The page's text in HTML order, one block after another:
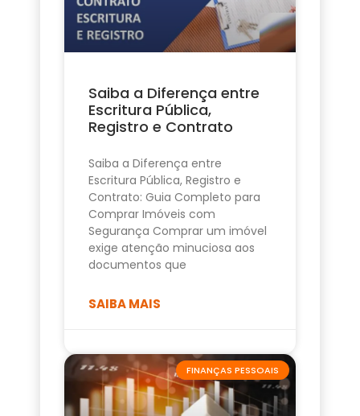
Saiba a Diferença entre
Escritura Pública,
Registro e Contrato
Saiba a Diferença entre
Escritura Pública, Registro e
Contrato: Guia Completo para
Comprar Imóveis com
Segurança Comprar um imóvel
exige atenção minuciosa aos
documentos que
SAIBA MAIS
FINANÇAS PESSOAIS